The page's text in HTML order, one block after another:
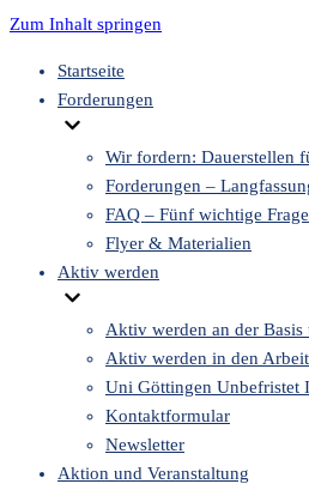
Zum Inhalt springen
Startseite
Forderungen
Wir fordern: Dauerstellen
Forderungen –
FAQ – Fünf wichtige
Flyer & Materialien
Aktiv werden
Aktiv werden an der Basis
Aktiv werden in den
Uni Göttingen Unbefristet
Kontaktformular
Newsletter
Aktion und Veranstaltung